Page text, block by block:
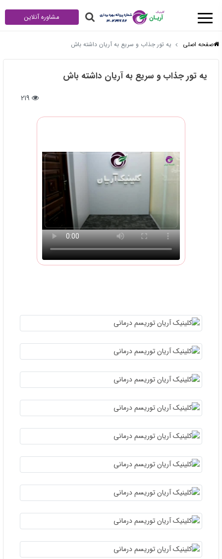
مشاوره آنلاین
صفحه اصلی یه تور جذاب و سریع به آریان داشته باش
یه تور جذاب و سریع به آریان داشته باش